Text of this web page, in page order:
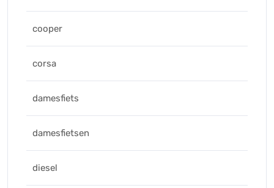
cooper
corsa
damesfiets
damesfietsen
diesel